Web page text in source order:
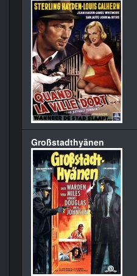
Großstadthyänen